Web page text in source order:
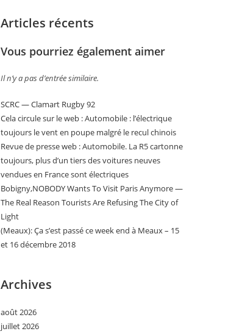
Articles récents
Vous pourriez également aimer
Il n’y a pas d’entrée similaire.
SCRC — Clamart Rugby 92
Cela circule sur le web : Automobile : l’électrique
toujours le vent en poupe malgré le recul chinois
Revue de presse web : Automobile. La R5 cartonne
toujours, plus d’un tiers des voitures neuves
vendues en France sont électriques
Bobigny,NOBODY Wants To Visit Paris Anymore —
The Real Reason Tourists Are Refusing The City of
Light
(Meaux): Ça s’est passé ce week end à Meaux – 15
et 16 décembre 2018
Archives
août 2026
juillet 2026